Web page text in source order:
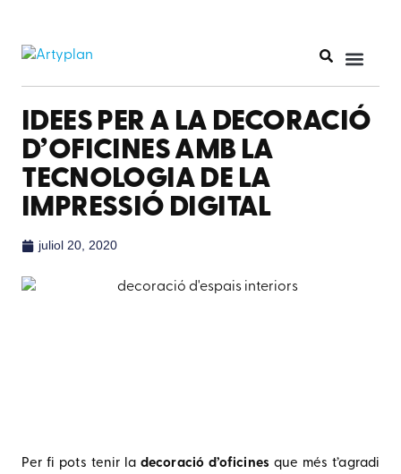
IDEES PER A LA DECORACIÓ
D’OFICINES AMB LA
TECNOLOGIA DE LA
IMPRESSIÓ DIGITAL
juliol 20, 2020
Per fi pots tenir ladecoració d’oficines que més t’agradi